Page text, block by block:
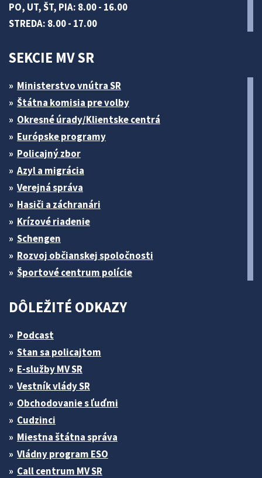
PO, UT, ŠT, PIA: 8.00 - 16.00
STREDA: 8.00 - 17.00
SEKCIE MV SR
Ministerstvo vnútra SR
Štátna komisia pre volby
Okresné úrady/Klientske centrá
Európske programy
Policajný zbor
Azyl a migrácia
Verejná správa
Hasiči a záchranári
Krízové riadenie
Schengen
Rozvoj občianskej spoločnosti
Športové centrum polície
DÔLEŽITÉ ODKAZY
Podcast
Stan sa policajtom
E-služby MV SR
Vestník vlády SR
Obchodovanie s ľuďmi
Cudzinci
Miestna štátna správa
Vládny program ESO
Call centrum MV SR